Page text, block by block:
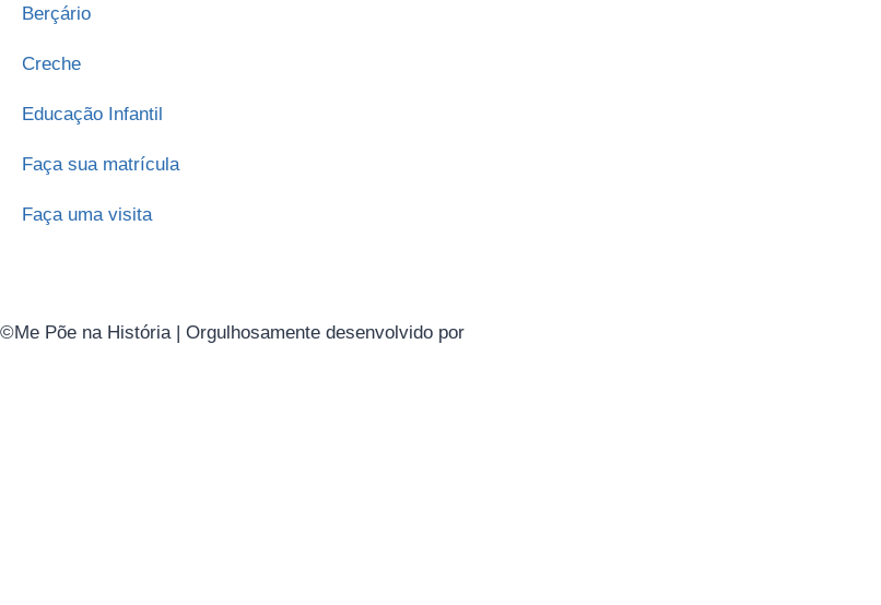
Berçário
Creche
Educação Infantil
Faça sua matrícula
Faça uma visita
©Me Põe na História | Orgulhosamente desenvolvido por